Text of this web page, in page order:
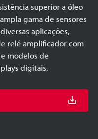
superior a óleo
gama de sensores
aplicações,
relé amplificador com
modelos de
digitais.